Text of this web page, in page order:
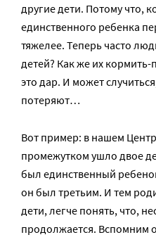
другие дети. Потому что,
единственного ребенка
тяжелее. Теперь часто
детей? Как же их кормить-
это дар. И может
потеряют…
Вот пример: в нашем
промежутком ушло двое
был единственный
он был третьим. И тем
дети, легче понять, что,
продолжается. Вспомним